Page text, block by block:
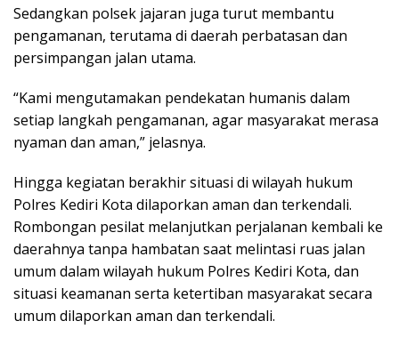
Sedangkan polsek jajaran juga turut membantu
pengamanan, terutama di daerah perbatasan dan
persimpangan jalan utama.
“Kami mengutamakan pendekatan humanis dalam
setiap langkah pengamanan, agar masyarakat merasa
nyaman dan aman,” jelasnya.
Hingga kegiatan berakhir situasi di wilayah hukum
Polres Kediri Kota dilaporkan aman dan terkendali.
Rombongan pesilat melanjutkan perjalanan kembali ke
daerahnya tanpa hambatan saat melintasi ruas jalan
umum dalam wilayah hukum Polres Kediri Kota, dan
situasi keamanan serta ketertiban masyarakat secara
umum dilaporkan aman dan terkendali.